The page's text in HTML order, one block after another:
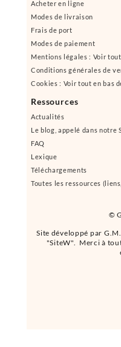
©
Site développé par
"SiteW". Merci à
Acheter en ligne
Modes de livraison
Frais de port
Modes de paiement
Mentions légales : Voir
Conditions générales de
Cookies : Voir tout en bas
Ressources
Actualités
Le blog, appelé dans notre
FAQ
Lexique
Téléchargements
Toutes les ressources